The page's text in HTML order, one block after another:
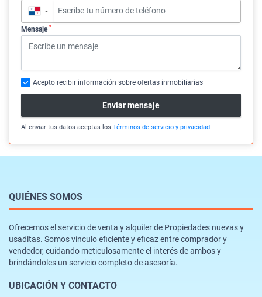
▼
Mensaje *
Acepto recibir información sobre ofertas inmobiliarias
Enviar mensaje
Al enviar tus datos aceptas los Términos de servicio y privacidad
QUIÉNES SOMOS
Ofrecemos el servicio de venta y alquiler de Propiedades nuevas y
usaditas. Somos vínculo eficiente y eficaz entre comprador y
vendedor, cuidando meticulosamente el interés de ambos y
brindándoles un servicio completo de asesoría.
UBICACIÓN Y CONTACTO